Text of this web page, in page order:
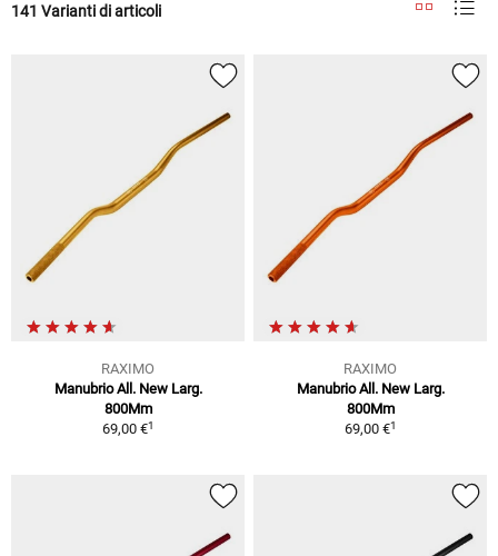
141 Varianti di articoli
RAXIMO
Manubrio All. New Larg.
800Mm
69,00 €1
RAXIMO
Manubrio All. New Larg.
800Mm
69,00 €1